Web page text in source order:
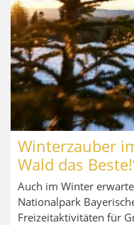
Winterzauber
Wald das
Auch im Winter
Nationalpark
Freizeitaktivitäten für